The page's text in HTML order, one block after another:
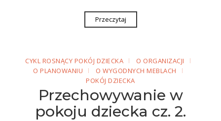
Przeczytaj
CYKL ROSNĄCY POKÓJ DZIECKA
O ORGANIZACJI
O PLANOWANIU
O WYGODNYCH MEBLACH
POKÓJ DZIECKA
Przechowywanie w
pokoju dziecka cz. 2.